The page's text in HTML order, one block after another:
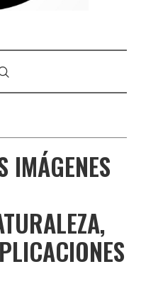
IMÁGENES